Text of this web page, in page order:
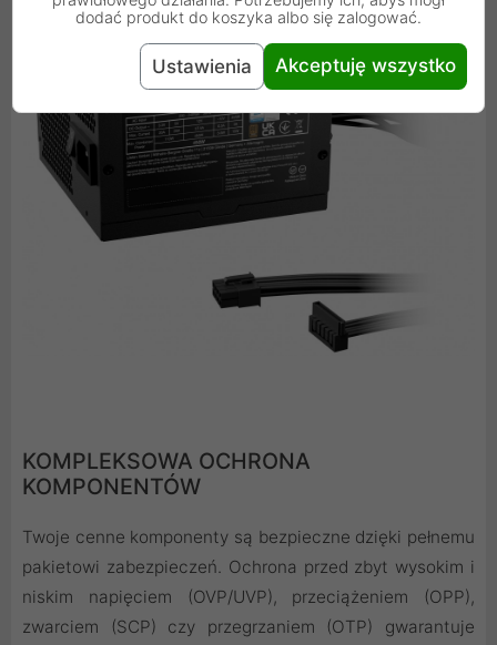
KOMPLEKSOWA OCHRONA
KOMPONENTÓW
Twoje cenne komponenty są bezpieczne dzięki pełnemu
pakietowi zabezpieczeń. Ochrona przed zbyt wysokim i
niskim napięciem (OVP/UVP), przeciążeniem (OPP),
zwarciem (SCP) czy przegrzaniem (OTP) gwarantuje
dodać produkt do koszyka albo się zalogować.
Ustawienia Akceptuję wszystko